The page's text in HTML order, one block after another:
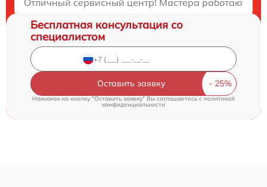
Отличный сервисный центр! Мастера работают
Бесплатная консультация со
специалистом
Оставить заявку
Нажимая на кнопку "Оставить заявку" Вы соглашаетесь cполитикой
конфиденциальности